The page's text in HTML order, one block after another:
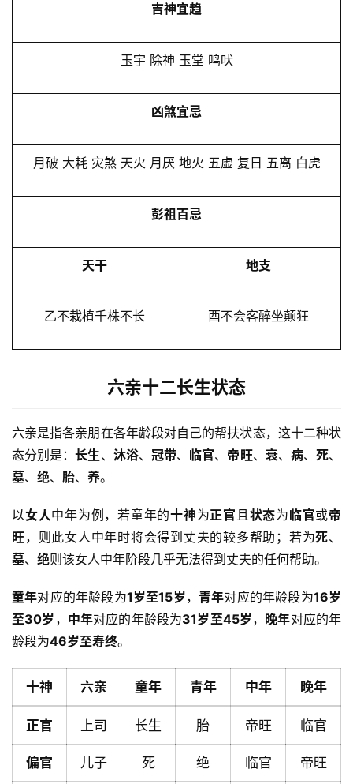
首
吉神宜趋
玉宇 除神 玉堂 鸣吠
凶煞宜忌
月破 大耗 灾煞 天火 月厌 地火 五虚 复日 五离 白虎
彭祖百忌
天干
乙不栽植千株不长
地支
酉不会客醉坐颠狂
六亲十二长生状态
六亲是指各亲朋在各年龄段对自己的帮扶状态，这十二种状
态分别是：长生、 沐浴、 冠带、 临官、 帝旺、 衰、 病、死、
墓、 绝、 胎、 养。
以女人中年为例，若童年的十神为正官且状态为临官或帝
旺，则此女人中年时将会得到丈夫的较多帮助；若为死、
墓、 绝则该女人中年阶段几乎无法得到丈夫的任何帮助。
童年对应的年龄段为1岁至15岁，青年对应的年龄段为16岁
至30岁 ， 中年对应的年龄段为31岁至45岁， 晚年对应的年
龄段为46岁至寿终。
十神 六亲 童年 青年 中年 晚年
正官 上司 长生 胎 帝旺 临官
偏官 儿子 死 绝 临官 帝旺